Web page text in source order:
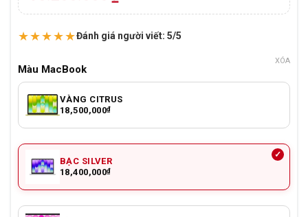
★★★★★Đánh giá người viết: 5/5
Màu MacBook
VÀNG CITRUS
18,500,000₫
BẠC SILVER
18,400,000₫
XÓA